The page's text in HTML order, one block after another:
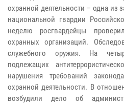
охранной деятельности – одна из
национальной гвардии
неделю росгвардейцы
охранных организаций.
служебного оружия. На
подлежащих
нарушения требований
охранной деятельности. В
возбудили дело об